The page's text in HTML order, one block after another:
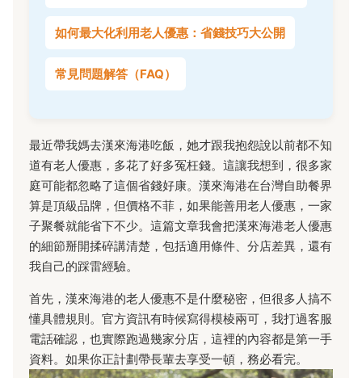
如何最大化利用老人優惠：省錢技巧大公開
常見問題解答（FAQ）
最近帶我媽去漢來海港吃飯，她才跟我抱怨說以前都不知
道有老人優惠，多花了好多冤枉錢。這讓我想到，很多家
庭可能都忽略了這個省錢好康。漢來海港在台灣自助餐界
算是頂級品牌，但價格不菲，如果能善用老人優惠，一家
子聚餐就能省下不少。這篇文章我會把漢來海港老人優惠
的細節掰開揉碎講清楚，包括適用條件、分店差異，還有
我自己的踩雷經驗。
首先，漢來海港的老人優惠不是什麼秘密，但很多人搞不
懂具體規則。官方資訊有時候寫得模棱兩可，我打過客服
電話確認，也實際跑過幾家分店，這裡的內容都是第一手
資料。如果你正計劃帶長輩去享受一頓，務必看完。